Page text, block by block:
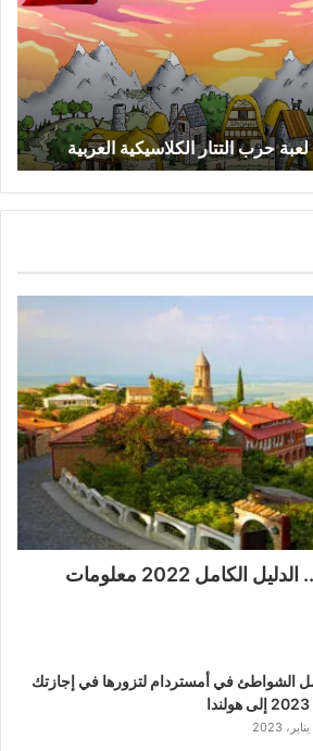
حرب التتار الكلاسيكية العربية
السياحة في جورجيا .. الدليل الكامل 2022 معلومات
الشواطئ في أمستردام لتزورها في إجازتك